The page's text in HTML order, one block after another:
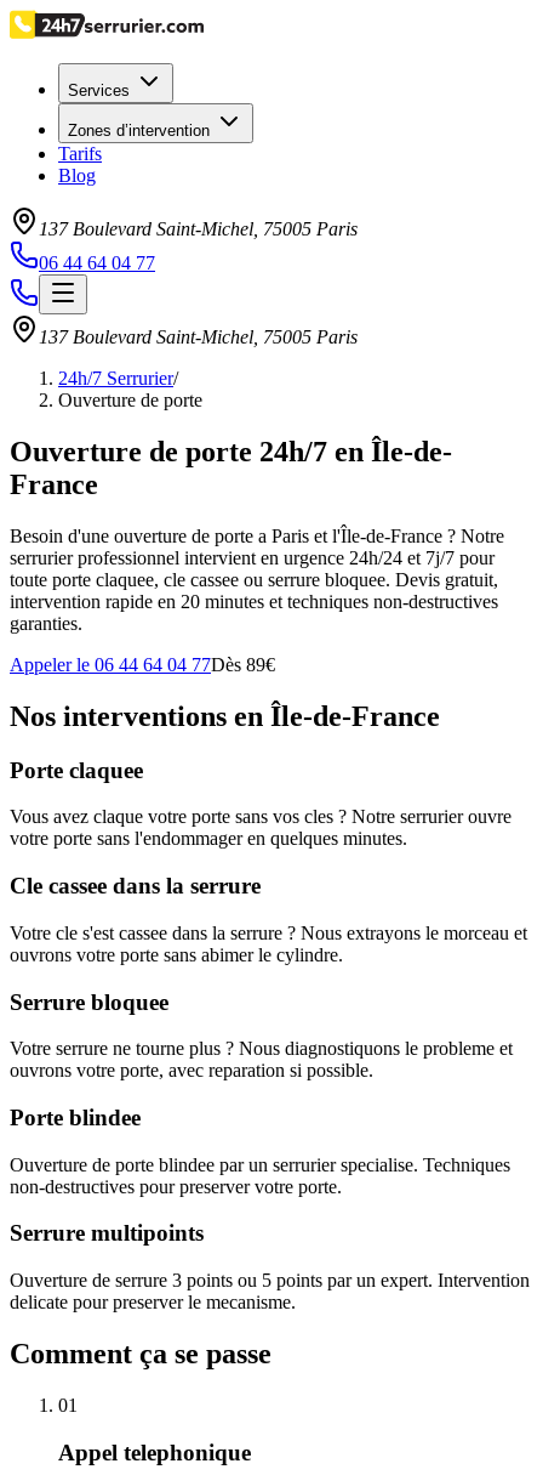
Services
Zones d’intervention
Tarifs
Blog
137 Boulevard Saint-Michel 75005 Paris
06 44 64 04 77
137 Boulevard Saint-Michel 75005 Paris
24h/7 Serrurier/
Ouverture de porte
Ouverture de porte 24h/7 en Île-de-
France
Besoin d'une ouverture de porte a Paris et l'Île-de-France ? Notre
serrurier professionnel intervient en urgence 24h/24 et 7j/7 pour
toute porte claquee, cle cassee ou serrure bloquee. Devis gratuit,
intervention rapide en 20 minutes et techniques non-destructives
garanties.
Appeler le 06 44 64 04 77Dès 89€
Nos interventions en Île-de-France
Porte claquee
Vous avez claque votre porte sans vos cles ? Notre serrurier ouvre
votre porte sans l'endommager en quelques minutes.
Cle cassee dans la serrure
Votre cle s'est cassee dans la serrure ? Nous extrayons le morceau et
ouvrons votre porte sans abimer le cylindre.
Serrure bloquee
Votre serrure ne tourne plus ? Nous diagnostiquons le probleme et
ouvrons votre porte, avec reparation si possible.
Porte blindee
Ouverture de porte blindee par un serrurier specialise. Techniques
non-destructives pour preserver votre porte.
Serrure multipoints
Ouverture de serrure 3 points ou 5 points par un expert. Intervention
delicate pour preserver le mecanisme.
Comment ça se passe
01
Appel telephonique